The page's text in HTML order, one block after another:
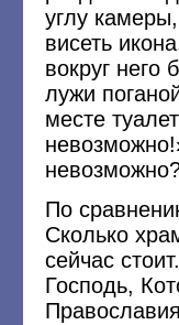
углу
висеть
вокруг него
лужи
месте
По
Сколько
сейчас
Господь,